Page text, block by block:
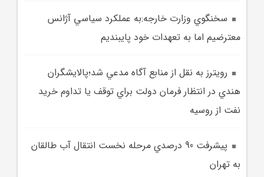
سخنگوي وزارت خارجه:به عملکرد سياسي آژانس
معترضيم اما به تعهدات خود پايبنديم
رويترز به نقل از منابع آگاه مدعي شد؛پالايشگران
هندي در انتظار فرمان دولت براي توقف يا تداوم خريد
نفت از روسيه
پيشرفت 90 درصدي مرحله نخست انتقال آب طالقان
به تهران